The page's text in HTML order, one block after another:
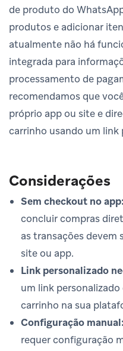
de produto do
produtos e adicionar
atualmente não há
integrada para
processamento de
recomendamos que
próprio app ou site e
carrinho usando um link
Considerações
Sem checkout no app:
concluir compras
as transações devem
site ou app.
Link personalizado
um link
carrinho na sua
Configuração manual:
requer configuração